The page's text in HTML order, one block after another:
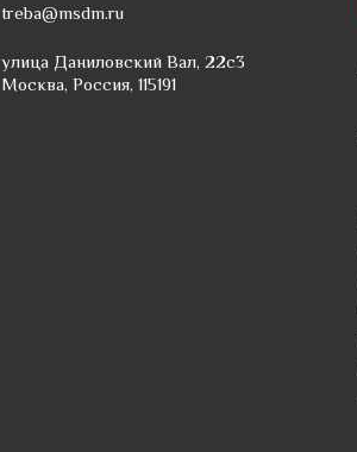
treba@msdm.ru
улица Даниловский Вал, 22с3
Москва, Россия, 115191